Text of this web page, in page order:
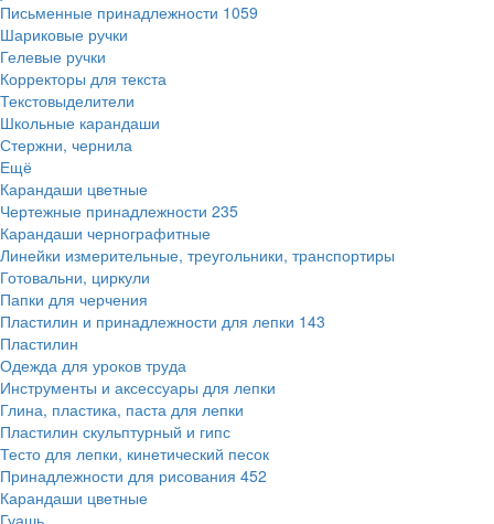
Письменные принадлежности 1059
Шариковые ручки
Гелевые ручки
Корректоры для текста
Текстовыделители
Школьные карандаши
Стержни, чернила
Ещё
Карандаши цветные
Чертежные принадлежности 235
Карандаши чернографитные
Линейки измерительные, треугольники, транспортиры
Готовальни, циркули
Папки для черчения
Пластилин и принадлежности для лепки 143
Пластилин
Одежда для уроков труда
Инструменты и аксессуары для лепки
Глина, пластика, паста для лепки
Пластилин скульптурный и гипс
Тесто для лепки, кинетический песок
Принадлежности для рисования 452
Карандаши цветные